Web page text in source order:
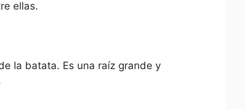
ellas.
la batata. Es una raíz grande y